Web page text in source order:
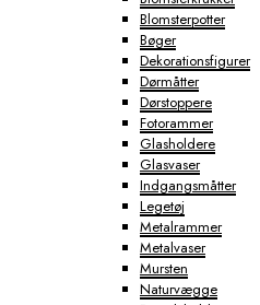
Blomsterpotter
Bøger
Dekorationsfigurer
Dørmåtter
Dørstoppere
Fotorammer
Glasholdere
Glasvaser
Indgangsmåtter
Legetøj
Metalrammer
Metalvaser
Mursten
Naturvægge